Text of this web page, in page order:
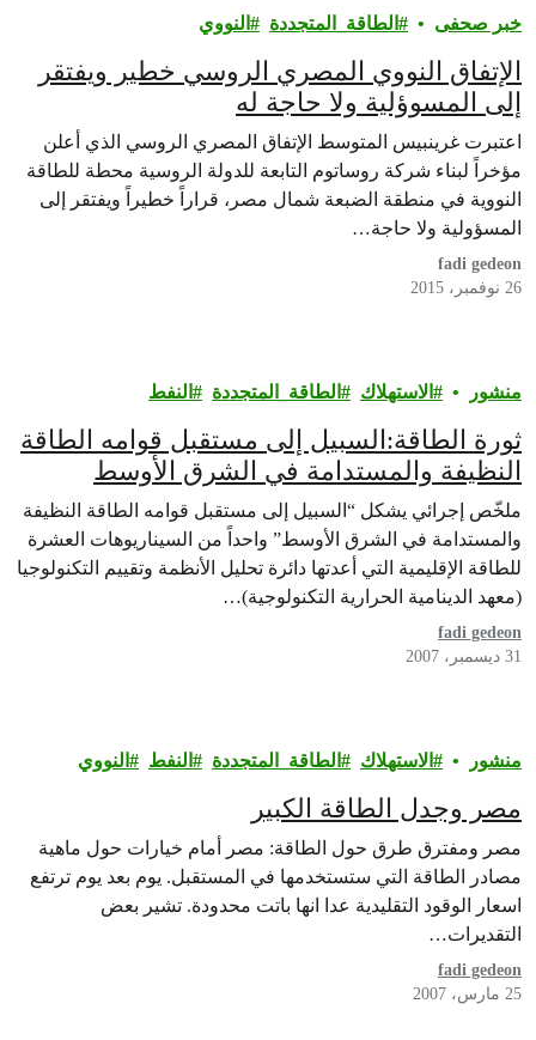
خبر صحفى الطاقة_المتجددة النووي
الإتفاق النووي المصري الروسي خطير ويفتقر
إلى المسوؤلية ولا حاجة له
اعتبرت غرينبيس المتوسط الإتفاق المصري الروسي الذي أعلن
مؤخراً لبناء شركة روساتوم التابعة للدولة الروسية محطة للطاقة
النووية في منطقة الضبعة شمال مصر، قراراً خطيراً ويفتقر إلى
المسؤولية ولا حاجة…
fadi gedeon
26 نوفمبر، 2015
منشور الاستهلاك الطاقة_المتجددة النفط
ثورة الطاقة:السبيل إلى مستقبل قوامه الطاقة
النظيفة والمستدامة في الشرق الأوسط
ملخّص إجرائي يشكل “السبيل إلى مستقبل قوامه الطاقة النظيفة
والمستدامة في الشرق الأوسط” واحداً من السيناريوهات العشرة
للطاقة الإقليمية التي أعدتها دائرة تحليل الأنظمة وتقييم التكنولوجيا
(معهد الدينامية الحرارية التكنولوجية)…
fadi gedeon
31 ديسمبر، 2007
منشور الاستهلاك الطاقة_المتجددة النفط النووي
مصر وجدل الطاقة الكبير
مصر ومفترق طرق حول الطاقة: مصر أمام خيارات حول ماهية
مصادر الطاقة التي ستستخدمها في المستقبل. يوم بعد يوم ترتفع
اسعار الوقود التقليدية عدا انها باتت محدودة. تشير بعض
التقديرات…
fadi gedeon
25 مارس، 2007